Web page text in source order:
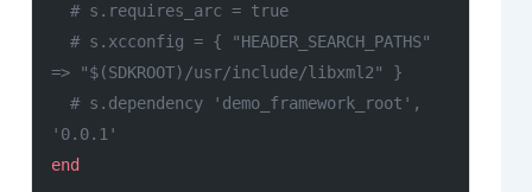
  # s.requires_arc = true
=> "$(SDKROOT)/usr/include/libxml2" }
'0.0.1'
end